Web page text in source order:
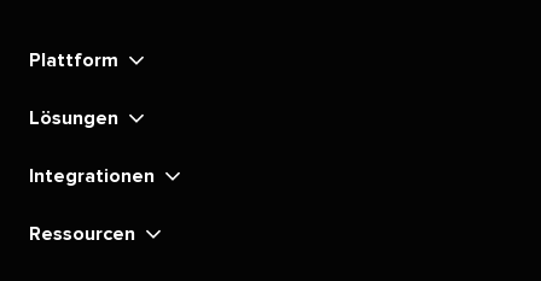
LinkedIn​​
Instagram​​
YouTube​​
TikTok​​
Pinterest​​
Plattform​​
Lösungen​​
Integrationen​​
Ressourcen​​